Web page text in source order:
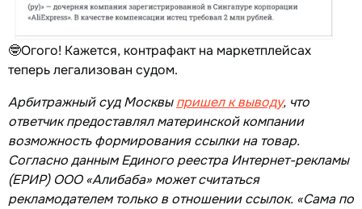
🤓Огого! Кажется, контрафакт на маркетплейсах
теперь легализован судом.
Арбитражный суд Москвыпришел к выводу, что
ответчик предоставлял материнской компании
возможность формирования ссылки на товар.
Согласно данным Единого реестра Интернет-рекламы
(ЕРИР) ООО «Алибаба» может считаться
рекламодателем только в отношении ссылок. «Сама по